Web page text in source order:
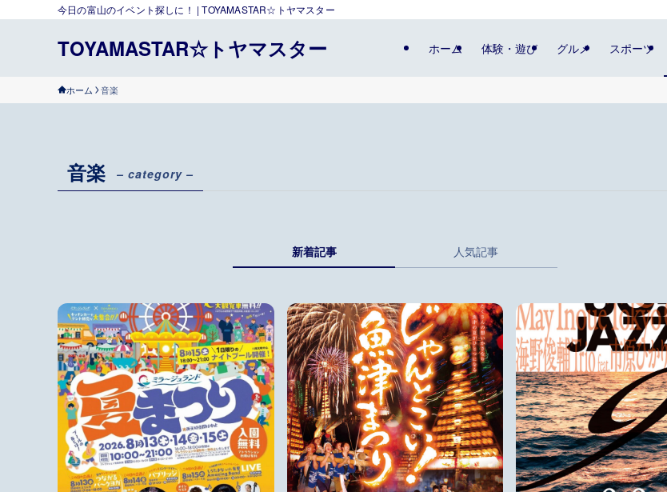
今日の富山のイベント探しに！ | TOYAMASTAR☆トヤマスター
TOYAMASTAR☆トヤマスター ホーム 体験・遊び グルメ スポーツ
ホーム 音楽
音楽 – category –
新着記事 人気記事